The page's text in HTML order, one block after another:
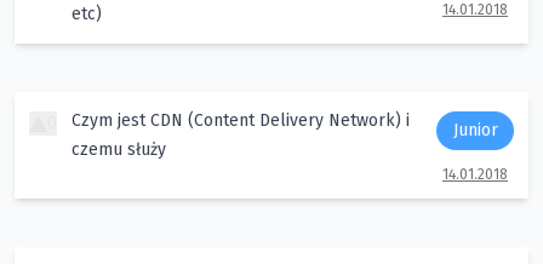
etc)
14.01.2018
Czym jest CDN (Content Delivery Network) i
czemu służy
Junior
14.01.2018